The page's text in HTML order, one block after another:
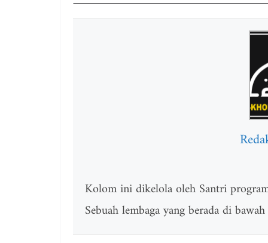
Kolom ini dikelola oleh Santri
Sebuah lembaga yang berada di